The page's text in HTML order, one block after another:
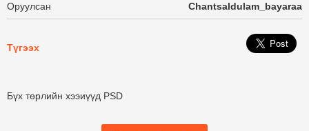
Оруулсан Chantsaldulam_bayaraa
Түгээх
Бүх төрлийн хээиүүд PSD